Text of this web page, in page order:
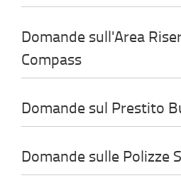
Domande sull'Area
Compass
Domande sul Prestito
Domande sulle Polizze